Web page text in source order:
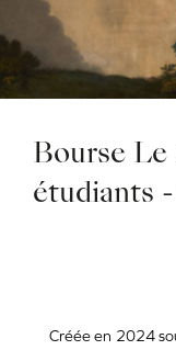
Bourse Le
étudiants
Créée en 2024